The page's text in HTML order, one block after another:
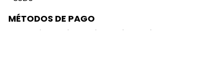
MÉTODOS DE PAGO